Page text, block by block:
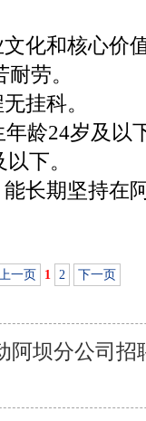
化和核心价
劳。
挂科。
龄24岁及以
下。
长期坚持在
一页 1 2 下一页
阿坝分公司招